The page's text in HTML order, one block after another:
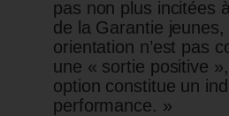
pas non plus incitées
de la Garantie
orientation n’est pas
une « sortie positive
option constitue un
performance. »